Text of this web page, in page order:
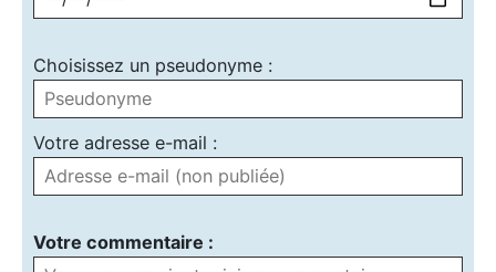
Choisissez un pseudonyme :
Votre adresse e-mail :
Votre commentaire :